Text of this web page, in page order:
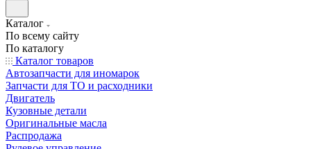
Каталог
По всему сайту
По каталогу
Каталог товаров
Автозапчасти для иномарок
Запчасти для ТО и расходники
Двигатель
Кузовные детали
Оригинальные масла
Распродажа